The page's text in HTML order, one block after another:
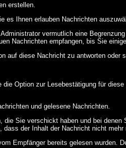
erstellen.
es Ihnen erlauben Nachrichten
vermutlich eine
Nachrichten empfangen, bis Sie
auf diese Nachricht zu antworten oder
Option zur Lesebestätigung für
und gelesene Nachrichten.
Sie verschickt haben und bei denen
der Inhalt der Nachricht nicht mehr
Empfänger bereits gelesen wurden.